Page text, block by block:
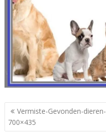
Berichtnavigatie
Vermiste-Gevonden-dieren-
700×435